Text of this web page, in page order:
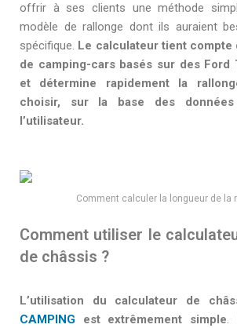
offrir à ses clients une méthode
modèle de rallonge dont ils auraient
spécifique. Le calculateur tient compte
de camping-cars basés sur des Ford
et détermine rapidement la
choisir, sur la base des
l’utilisateur.
Comment calculer la longueur de la
Comment utiliser le
de châssis ?
L’utilisation du calculateur de
CAMPING est extrêmement simple.